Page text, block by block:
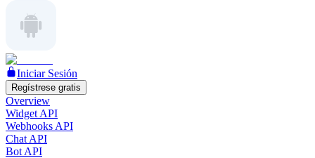
Iniciar Sesión
Regístrese gratis
Overview
Widget API
Webhooks API
Chat API
Bot API